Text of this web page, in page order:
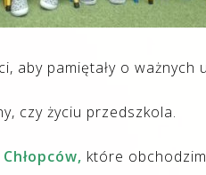
aby pamiętały o ważnych
czy życiu przedszkola.
które